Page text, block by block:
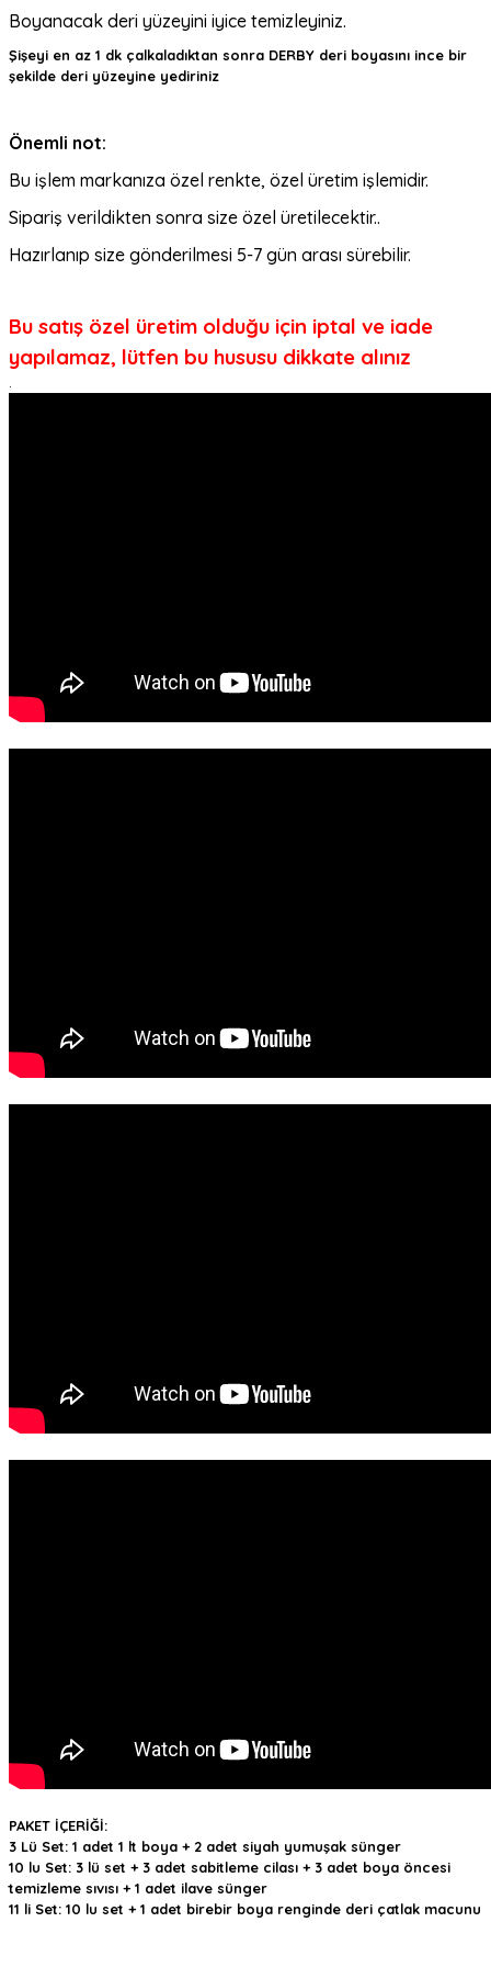
Boyanacak deri yüzeyini iyice temizleyiniz.
Şişeyi en az 1 dk çalkaladıktan sonra DERBY deri boyasını ince bir
şekilde deri yüzeyine yediriniz
Önemli not:
Bu işlem markanıza özel renkte, özel üretim işlemidir.
Sipariş verildikten sonra size özel üretilecektir..
Hazırlanıp size gönderilmesi 5-7 gün arası sürebilir.
Bu satış özel üretim olduğu için iptal ve iade
yapılamaz, lütfen bu hususu dikkate alınız
PAKET İÇERİĞİ:
3 Lü Set: 1 adet 1 lt boya + 2 adet siyah yumuşak sünger
10 lu Set: 3 lü set + 3 adet sabitleme cilası + 3 adet boya öncesi
temizleme sıvısı + 1 adet ilave sünger
11 li Set: 10 lu set + 1 adet birebir boya renginde deri çatlak macunu